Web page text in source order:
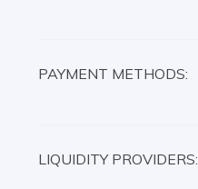
PAYMENT METHODS:
LIQUIDITY PROVIDERS: